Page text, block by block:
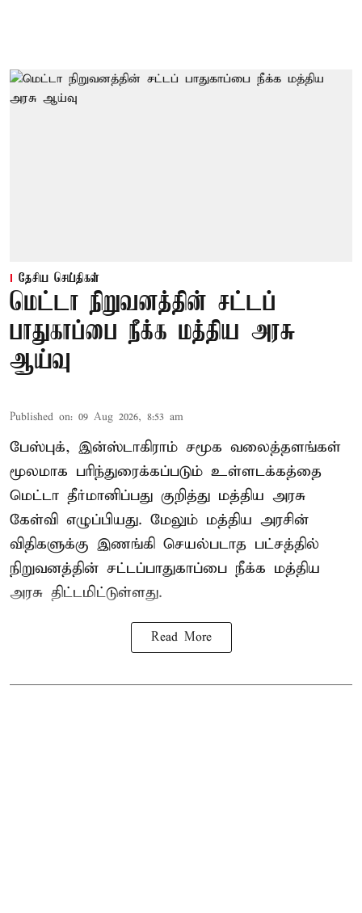
தேசிய செய்திகள்
மெட்டா நிறுவனத்தின் சட்டப்
பாதுகாப்பை நீக்க மத்திய அரசு
ஆய்வு
Published on: 09 Aug 2026, 8:53 am
பேஸ்புக், இன்ஸ்டாகிராம் சமூக வலைத்தளங்கள்
மூலமாக பரிந்துரைக்கப்படும் உள்ளடக்கத்தை
மெட்டா தீர்மானிப்பது குறித்து மத்திய அரசு
கேள்வி எழுப்பியது. மேலும் மத்திய அரசின்
விதிகளுக்கு இணங்கி செயல்படாத பட்சத்தில்
நிறுவனத்தின் சட்டப்பாதுகாப்பை நீக்க மத்திய
அரசு திட்டமிட்டுள்ளது.
Read More